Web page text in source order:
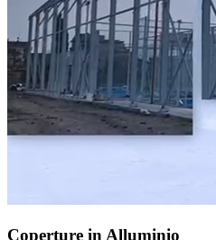
Coperture in Alluminio